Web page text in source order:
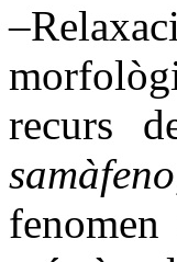
recurs
samàfeno